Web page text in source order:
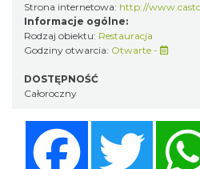
Strona internetowa: http://
Informacje ogólne:
Rodzaj obiektu: Restauracja
Godziny otwarcia: Otwarte -
DOSTĘPNOŚĆ
Całoroczny
Twitter